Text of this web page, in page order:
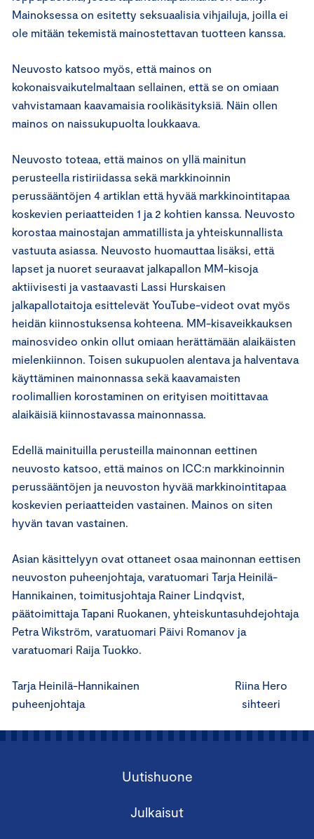
Mainoksessa on esitetty seksuaalisia vihjailuja, joilla ei
ole mitään tekemistä mainostettavan tuotteen kanssa.
Neuvosto katsoo myös, että mainos on
kokonaisvaikutelmaltaan sellainen, että se on omiaan
vahvistamaan kaavamaisia roolikäsityksiä. Näin ollen
mainos on naissukupuolta loukkaava.
Neuvosto toteaa, että mainos on yllä mainitun
perusteella ristiriidassa sekä markkinoinnin
perussääntöjen 4 artiklan että hyvää markkinointitapaa
koskevien periaatteiden 1 ja 2 kohtien kanssa. Neuvosto
korostaa mainostajan ammatillista ja yhteiskunnallista
vastuuta asiassa. Neuvosto huomauttaa lisäksi, että
lapset ja nuoret seuraavat jalkapallon MM-kisoja
aktiivisesti ja vastaavasti Lassi Hurskaisen
jalkapallotaitoja esittelevät YouTube-videot ovat myös
heidän kiinnostuksensa kohteena. MM-kisaveikkauksen
mainosvideo onkin ollut omiaan herättämään alaikäisten
mielenkiinnon. Toisen sukupuolen alentava ja halventava
käyttäminen mainonnassa sekä kaavamaisten
roolimallien korostaminen on erityisen moitittavaa
alaikäisiä kiinnostavassa mainonnassa.
Edellä mainituilla perusteilla mainonnan eettinen
neuvosto katsoo, että mainos on ICC:n markkinoinnin
perussääntöjen ja neuvoston hyvää markkinointitapaa
koskevien periaatteiden vastainen. Mainos on siten
hyvän tavan vastainen.
Asian käsittelyyn ovat ottaneet osaa mainonnan eettisen
neuvoston puheenjohtaja, varatuomari Tarja Heinilä-
Hannikainen, toimitusjohtaja Rainer Lindqvist,
päätoimittaja Tapani Ruokanen, yhteiskuntasuhdejohtaja
Petra Wikström, varatuomari Päivi Romanov ja
varatuomari Raija Tuokko.
Tarja Heinilä-Hannikainen Riina Hero
puheenjohtaja sihteeri
Uutishuone
Julkaisut